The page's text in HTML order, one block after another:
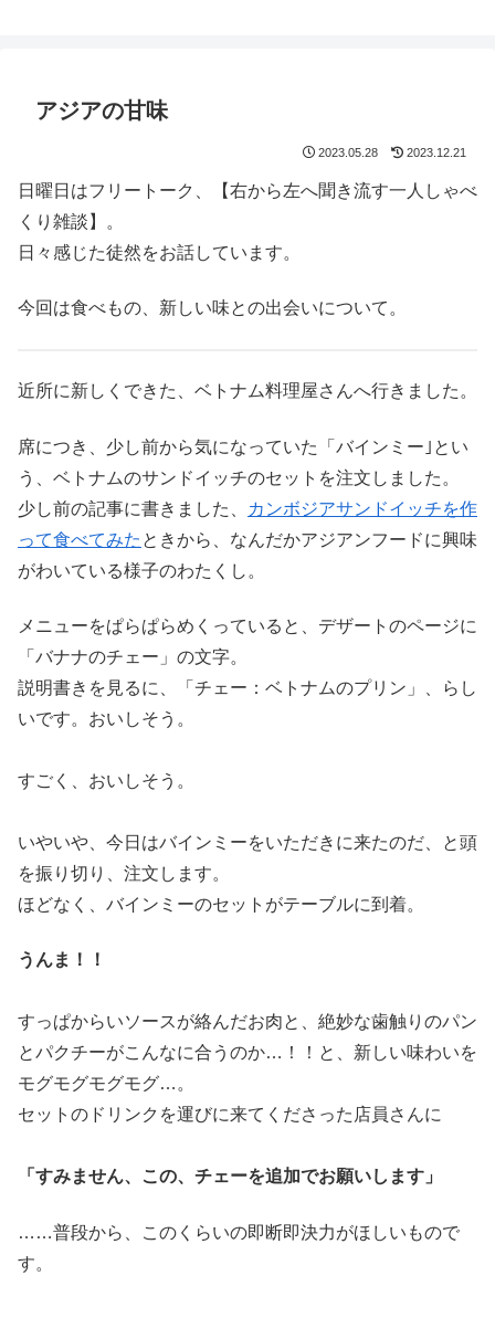
アジアの甘味
2023.05.28 2023.12.21
日曜日はフリートーク、【右から左へ聞き流す一人しゃべ
くり雑談】。
日々感じた徒然をお話しています。
今回は食べもの、新しい味との出会いについて。
近所に新しくできた、ベトナム料理屋さんへ行きました。
席につき、少し前から気になっていた「バインミー｣とい
う、ベトナムのサンドイッチのセットを注文しました。
少し前の記事に書きました、
カンボジアサンドイッチを作
って食べてみた ときから、なんだかアジアンフードに興味
がわいている様子のわたくし。
メニューをぱらぱらめくっていると、デザートのページに
「バナナのチェー」の文字。
説明書きを見るに、「チェー：ベトナムのプリン」、らし
いです。おいしそう。
すごく、おいしそう。
いやいや、今日はバインミーをいただきに来たのだ、と頭
を振り切り、注文します。
ほどなく、バインミーのセットがテーブルに到着。
うんま！！
すっぱからいソースが絡んだお肉と、絶妙な歯触りのパン
とパクチーがこんなに合うのか…！！と、新しい味わいを
モグモグモグモグ…。
セットのドリンクを運びに来てくださった店員さんに
「すみません、この、チェーを追加でお願いします」
……普段から、このくらいの即断即決力がほしいもので
す。